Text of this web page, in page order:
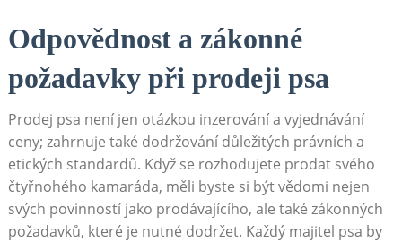
Odpovědnost a zákonné
⁣požadavky při prodeji⁣ psa
Prodej psa není jen otázkou inzerování a vyjednávání
ceny; zahrnuje také ⁣dodržování důležitých právních a
etických standardů.⁤ Když se rozhodujete prodat svého
čtyřnohého kamaráda, měli byste si být vědomi nejen
svých povinností jako prodávajícího, ale⁢ také zákonných
požadavků, které je nutné dodržet. Každý ‌majitel psa by